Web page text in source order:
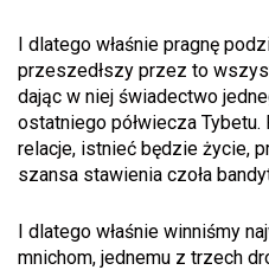
I dlatego właśnie pragnę
przeszedłszy przez to
dając w niej świadectwo
ostatniego półwiecza
relacje, istnieć będzie życie,
szansa stawienia czoła
I dlatego właśnie winniśmy
mnichom, jednemu z trzech